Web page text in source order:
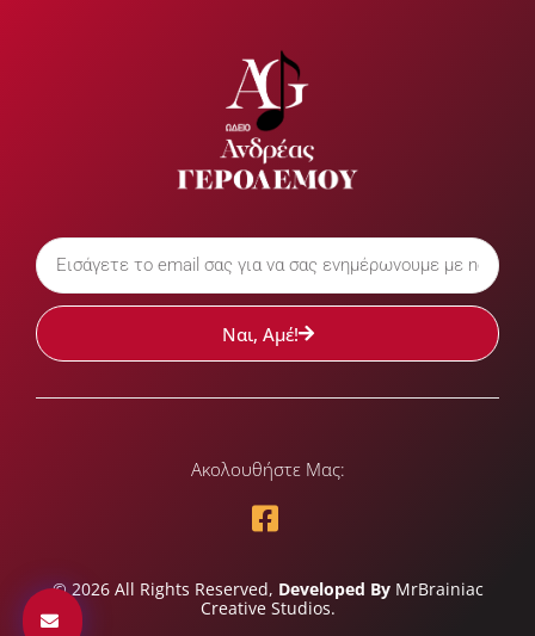
Ναι, Αμέ!
Ακολουθήστε Μας:
© 2026 All Rights Reserved, Developed By MrBrainiac
Creative Studios.